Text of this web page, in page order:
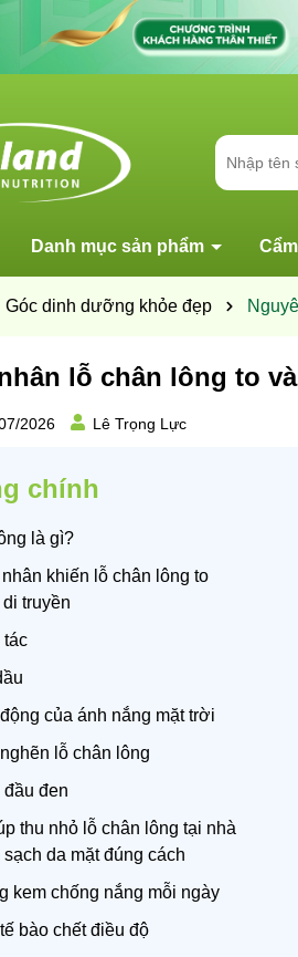
Danh mục sản phẩm
Góc dinh dưỡng khỏe đẹp
lỗ chân lông to
2026 Lê Trọng Lực
chính
là gì?
khiến lỗ chân lông to
di truyền
tác
của ánh nắng mặt trời
lỗ chân lông
đầu đen
thu nhỏ lỗ chân lông tại nhà
sạch da mặt đúng cách
kem chống nắng mỗi ngày
bào chết điều độ